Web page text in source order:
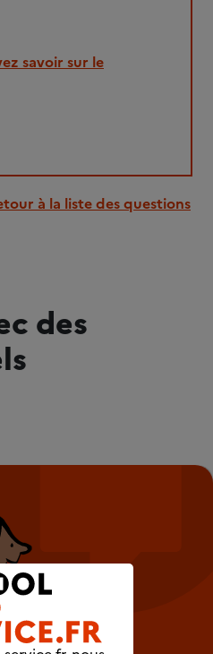
savoir sur le
à la liste des questions
des